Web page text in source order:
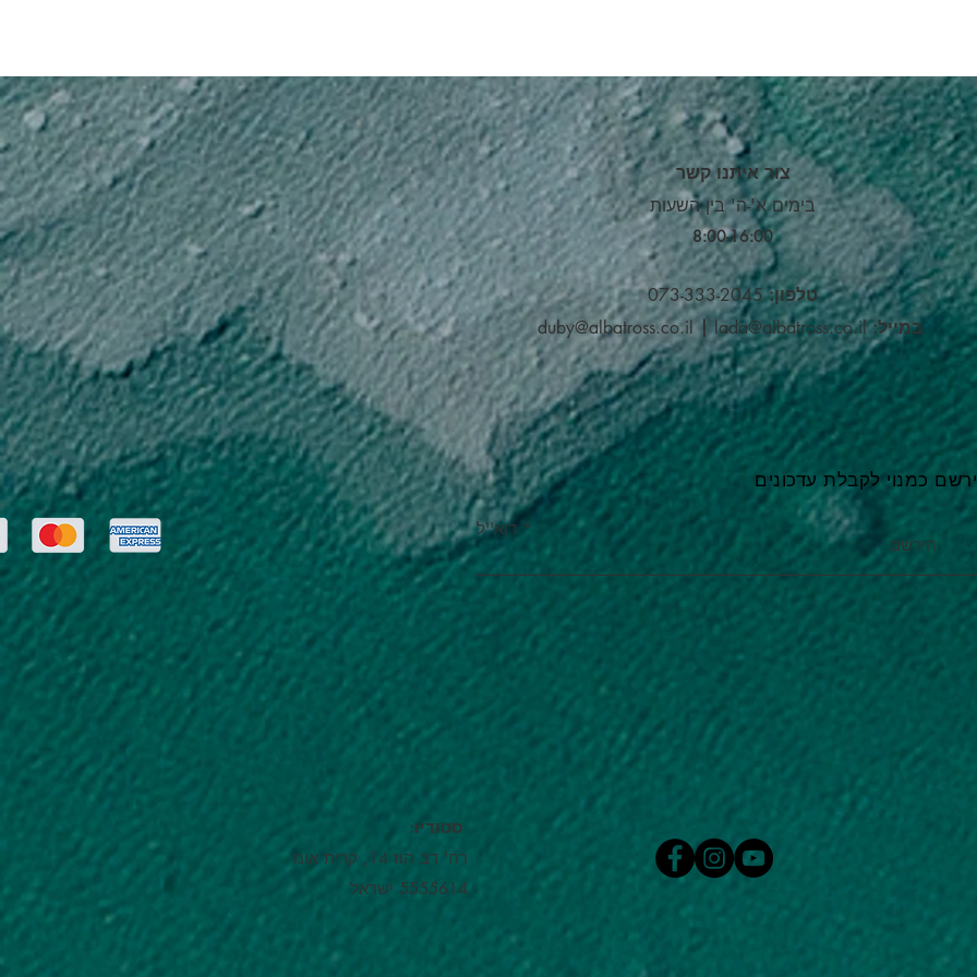
צור איתנו קשר
בימים א'-ה' בין השעות
8:00-16:00​
טלפון:073-333-2045
במייל:
duby@albatross.co.il | lada@albatross.co.il
כמנוי לקבלת עדכונים
דוא''ל
הירשם
רח' דב הוז 14, קרית אונו
5555614 ישראל